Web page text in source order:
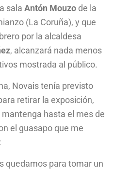
sala Antón Mouzo de la
(La Coruña), y que
por la alcaldesa
, alcanzará nada menos
mostrada al público.
Novais tenía previsto
retirar la exposición,
hasta el mes de
el guasapo que me
quedamos para tomar un